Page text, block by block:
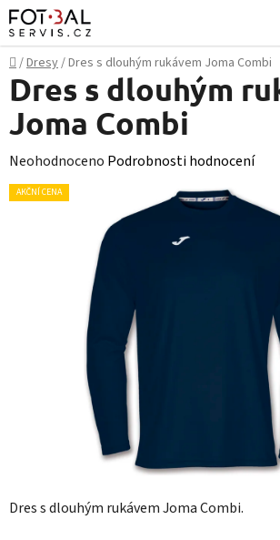
Přejít
na
obsah
Domů
/Dresy/Dres s dlouhým rukávem Joma Combi
Dres s dlouhým rukávem Joma Combi.
Dres s dlouhým
Joma Combi
Průměrné
hodnocení
Neohodnoceno Podrobnosti hodnocení
AKČNÍ CENA